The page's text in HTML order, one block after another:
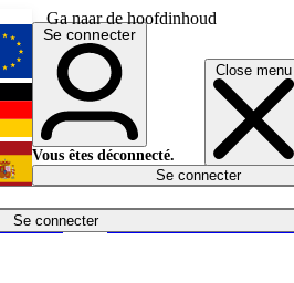
Ga naar de hoofdinhoud
Close menu
Se connecter
Économie
English
Deutsch
Español
Se connecter
Vous êtes déconnecté.
Se connecter